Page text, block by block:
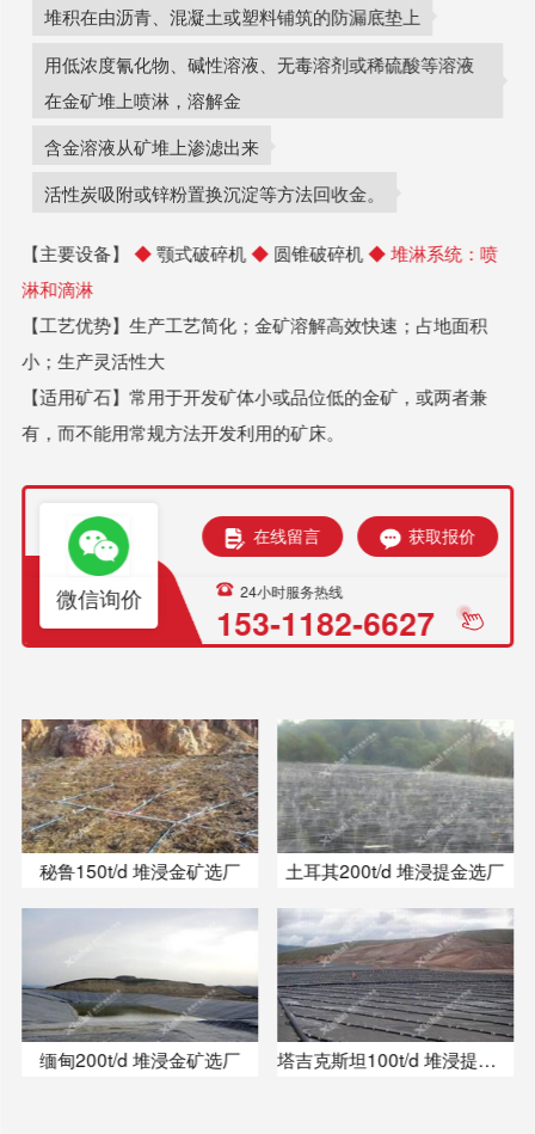
堆积在由沥青、混凝土或塑料铺筑的防漏底垫上
用低浓度氰化物、碱性溶液、无毒溶剂或稀硫酸等溶液
在金矿堆上喷淋，溶解金
含金溶液从矿堆上渗滤出来
活性炭吸附或锌粉置换沉淀等方法回收金。
【主要设备】 ◆颚式破碎机◆ 圆锥破碎机◆ 堆淋系统：喷
淋和滴淋
【工艺优势】生产工艺简化；金矿溶解高效快速；占地面积
小；生产灵活性大
【适用矿石】常用于开发矿体小或品位低的金矿，或两者兼
有，而不能用常规方法开发利用的矿床。
微信询价
在线留言 获取报价
24小时服务热线
153-1182-6627
秘鲁150t/d 堆浸金矿选厂 土耳其200t/d 堆浸提金选厂
缅甸200t/d 堆浸金矿选厂 塔吉克斯坦100t/d 堆浸提金选厂